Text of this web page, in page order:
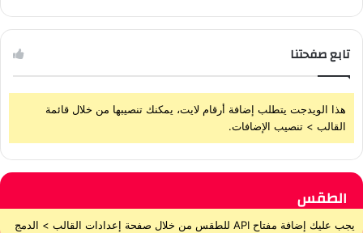
تابع صفحتنا
هذا الويدجت يتطلب إضافة أرقام لايت، يمكنك تنصيبها من خلال قائمة
القالب > تنصيب الإضافات.
الطقس
يجب عليك إضافة مفتاح API للطقس من خلال صفحة إعدادات القالب > الدمج